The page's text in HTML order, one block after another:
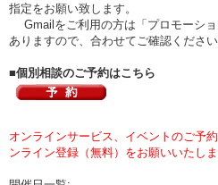
指定をお願い致します。
Gmailをご利用の方は「プロモーシ
ありますので、合わせてご確認ください
■個別相談のご予約はこちら
オンラインサービス、イベントのご予
ンライン登録（無料）をお願いいたしま